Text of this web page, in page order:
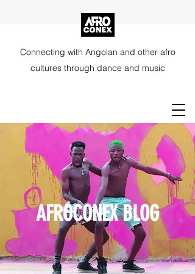
Connecting with Angolan and other afro
cultures through dance and music
AFROCONEX BLOG